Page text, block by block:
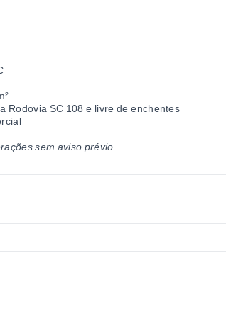
Rodovia SC 108 e livre de enchentes
sem aviso prévio.